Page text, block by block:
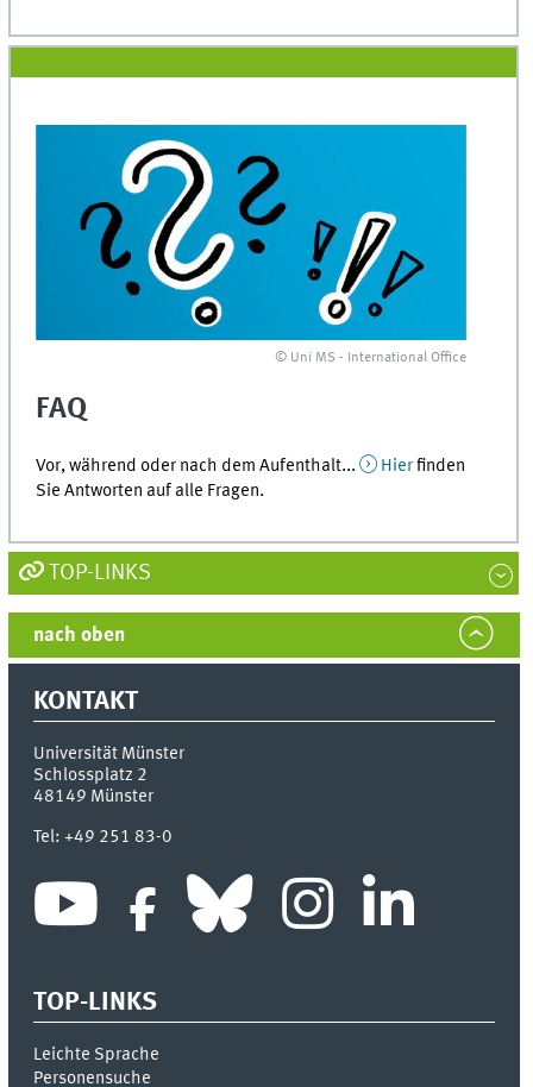
© Uni MS - International Office
FAQ
Vor, während oder nach dem Aufenthalt... Hierfinden
Sie Antworten auf alle Fragen.
TOP-LINKS
nach oben
KONTAKT
Universität Münster
Schlossplatz 2
48149 Münster
Tel:+49 251 83-0
TOP-LINKS
Leichte Sprache
Personensuche